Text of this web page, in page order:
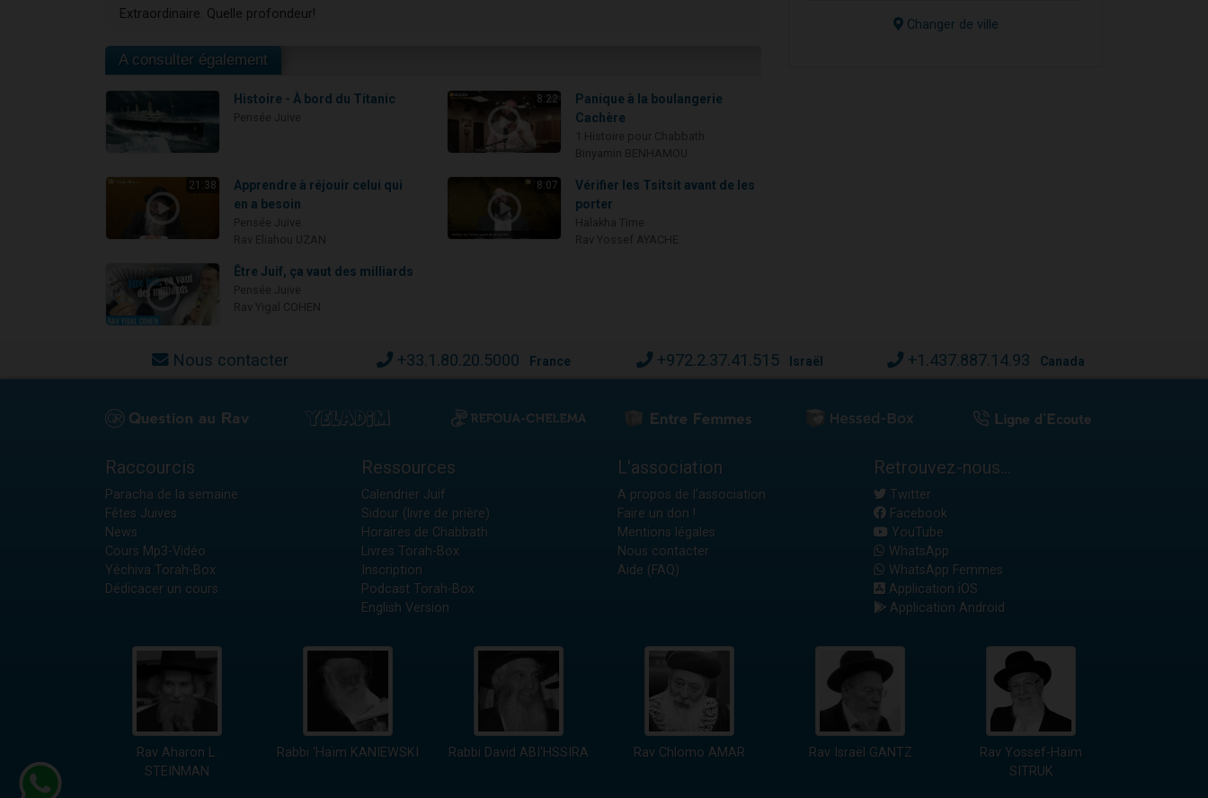
Extraordinaire. Quelle profondeur!
A consulter également
Histoire - À bord du Titanic 8:22
Panique à la boulangerie
Cachère
21:38
Apprendre à réjouir celui qui
en a besoin
8:07
Vérifier les Tsitsit avant de les
porter
Être Juif, ça vaut des milliards
Changer de ville
Nous contacter +33.1.80.20.5000 France +972.2.37.41.515 Israël +1.437.887.14.93 Canada
Raccourcis
Paracha de la semaine
Fêtes Juives
News
Cours Mp3-Vidéo
Yéchiva Torah-Box
Dédicacer un cours
Ressources
Calendrier Juif
Sidour (livre de prière)
Horaires de Chabbath
Livres Torah-Box
Inscription
Podcast Torah-Box
English Version
L'association
A propos de l'association
Faire un don !
Mentions légales
Nous contacter
Aide (FAQ)
Retrouvez-nous...
Twitter
Facebook
YouTube
WhatsApp
WhatsApp Femmes
Application iOS
Application Android
Rav Aharon L.
STEINMAN
Rabbi 'Haïm KANIEWSKI Rabbi David ABI'HSSIRA Rav Chlomo AMAR Rav Israël GANTZ
Rav Yossef-Haïm
SITRUK